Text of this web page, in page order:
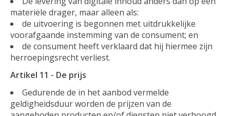
materiële drager, maar alleen als:
de uitvoering is begonnen met uitdrukkelijke
voorafgaande instemming van de consument; en
de consument heeft verklaard dat hij hiermee zijn
herroepingsrecht verliest.
Artikel 11 - De prijs
Gedurende de in het aanbod vermelde
geldigheidsduur worden de prijzen van de